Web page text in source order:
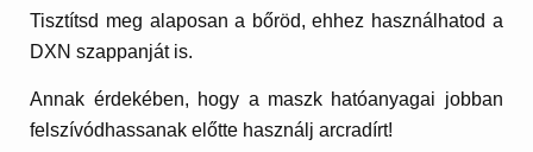
Tisztítsd meg alaposan a bőröd, ehhez használhatod a
DXN szappanját is.
Annak érdekében, hogy a maszk hatóanyagai jobban
felszívódhassanak előtte használj arcradírt!